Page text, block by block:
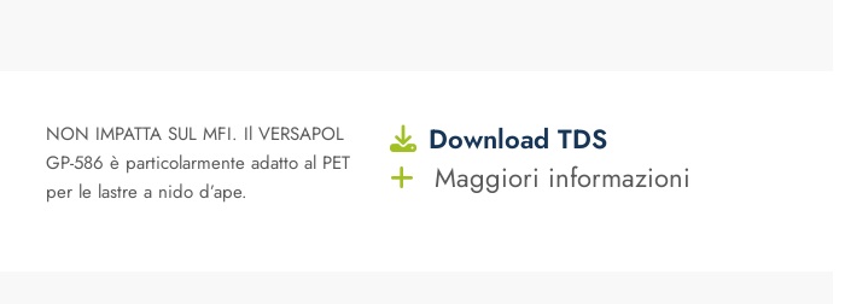
NON IMPATTA SUL MFI. Il VERSAPOL
GP-586 è particolarmente adatto al PET
per le lastre a nido d’ape.
Download TDS
Maggiori informazioni